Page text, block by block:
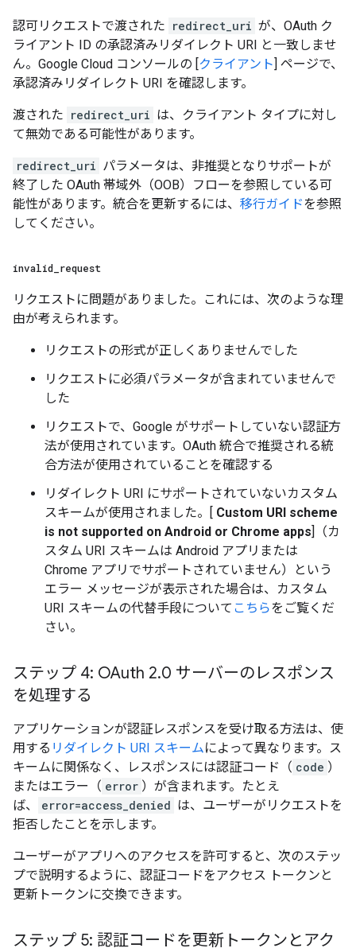
認可リクエストで渡された redirect_uri が、OAuth ク
ライアント ID の承認済みリダイレクト URI と一致しませ
ん。Google Cloud コンソールの [クライアント] ページで、
承認済みリダイレクト URI を確認します。
渡された redirect_uri は、クライアント タイプに対し
て無効である可能性があります。
redirect_uri パラメータは、非推奨となりサポートが
終了した OAuth 帯域外（OOB）フローを参照している可
能性があります。統合を更新するには、 移行ガイドを参照
してください。
invalid request
リクエストに問題がありました。これには、次のような理
由が考えられます。
リクエストの形式が正しくありませんでした
リクエストに必須パラメータが含まれていませんで
した
リクエストで、Google がサポートしていない認証方
法が使用されています。OAuth 統合で推奨される統
合方法が使用されていることを確認する
リダイレクト URI にサポートされていないカスタム
スキームが使用されました。[ Custom URI scheme
is not supported on Android or Chrome apps]（カ
スタム URI スキームは Android アプリまたは
Chrome アプリでサポートされていません）という
エラー メッセージが表示された場合は、カスタム
URI スキームの代替手段について こちらをご覧くだ
さい。
ステップ 4: OAuth 2.0 サーバーのレスポンス
を処理する
アプリケーションが認証レスポンスを受け取る方法は、使
用する リダイレクト URI スキームによって異なります。ス
キームに関係なく、レスポンスには認証コード（ code ）
またはエラー（ error ）が含まれます。たとえ
ば、
error=access_denied は、ユーザーがリクエストを
拒否したことを示します。
ユーザーがアプリへのアクセスを許可すると、次のステッ
プで説明するように、認証コードをアクセス トークンと
更新トークンに交換できます。
ステップ 5: 認証コードを更新トークンとアク